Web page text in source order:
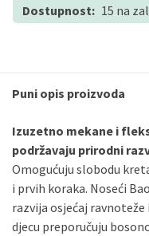
Dostupnost: 15 na
Puni opis proizvoda
Izuzetno mekane i
podržavaju prirodni
Omogućuju slobodu
i prvih koraka. Noseći
razvija osjećaj
djecu preporučuju